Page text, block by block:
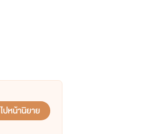
ไปหน้านิยาย